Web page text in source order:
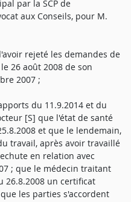
par la SCP de
aux Conseils, pour M.
rejeté les demandes de
26 août 2008 de son
2007 ;
du 11.9.2014 et du
[S] que l'état de santé
et que le lendemain,
travail, après avoir travaillé
en relation avec
; que le médecin traitant
26.8.2008 un certificat
les parties s'accordent